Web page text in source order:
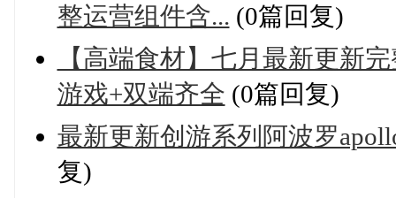
整运营组件含... (0篇回复)
【高端食材】七月最新更新
游戏+双端齐全 (0篇回复)
最新更新创游系列阿波罗
复)